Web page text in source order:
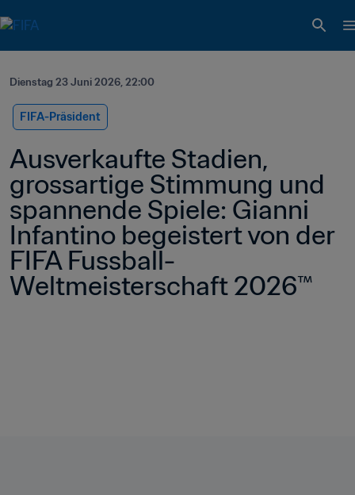
Dienstag 23 Juni 2026, 22:00
FIFA-Präsident
Ausverkaufte Stadien,
grossartige Stimmung und
spannende Spiele: Gianni
Infantino begeistert von der
FIFA Fussball-
Weltmeisterschaft 2026™